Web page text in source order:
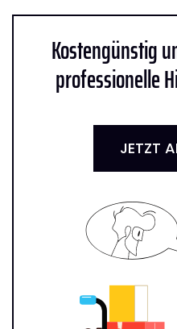
Kostengünstig
professionelle
JETZT